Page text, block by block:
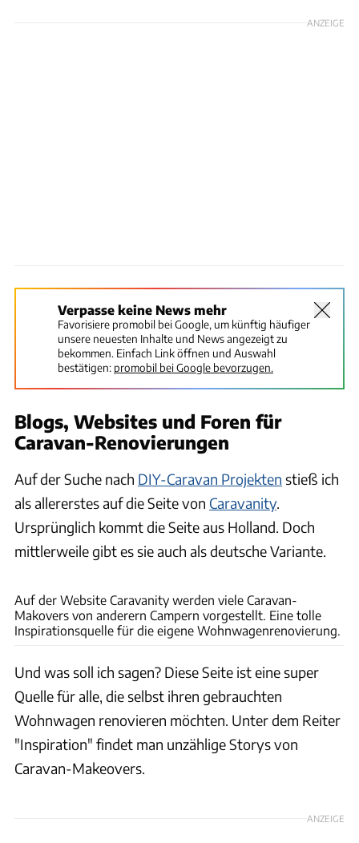
ANZEIGE
Verpasse keine News mehr
Favorisiere promobil bei Google, um künftig häufiger
unsere neuesten Inhalte und News angezeigt zu
bekommen. Einfach Link öffnen und Auswahl
bestätigen: promobil bei Google bevorzugen.
Blogs, Websites und Foren für
Caravan-Renovierungen
Auf der Suche nach DIY-Caravan Projekten stieß ich
als allererstes auf die Seite von Caravanity.
Ursprünglich kommt die Seite aus Holland. Doch
mittlerweile gibt es sie auch als deutsche Variante.
Auf der Website Caravanity werden viele Caravan-
Makovers von anderern Campern vorgestellt. Eine tolle
Inspirationsquelle für die eigene Wohnwagenrenovierung.
Und was soll ich sagen? Diese Seite ist eine super
Quelle für alle, die selbst ihren gebrauchten
Wohnwagen renovieren möchten. Unter dem Reiter
"Inspiration" findet man unzählige Storys von
Caravan-Makeovers.
ANZEIGE